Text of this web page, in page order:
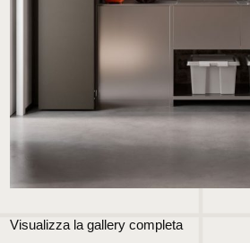
Visualizza la gallery completa